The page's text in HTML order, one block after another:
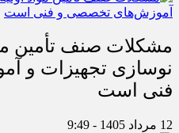
مشکلات صنف تأمین
نوسازی تجهیزات و
فنی است
12 مرداد 1405 - 9:49